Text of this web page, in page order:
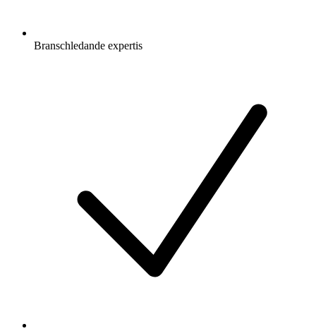
Branschledande expertis